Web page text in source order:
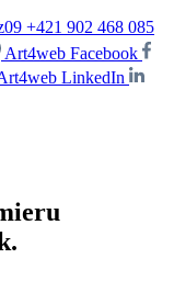
+421 902 468 085
Art4web Facebook
LinkedIn